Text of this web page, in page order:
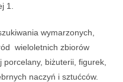
1.
wymarzonych,
wieloletnich zbiorów
porcelany, biżuterii, figurek,
naczyń i sztućców.